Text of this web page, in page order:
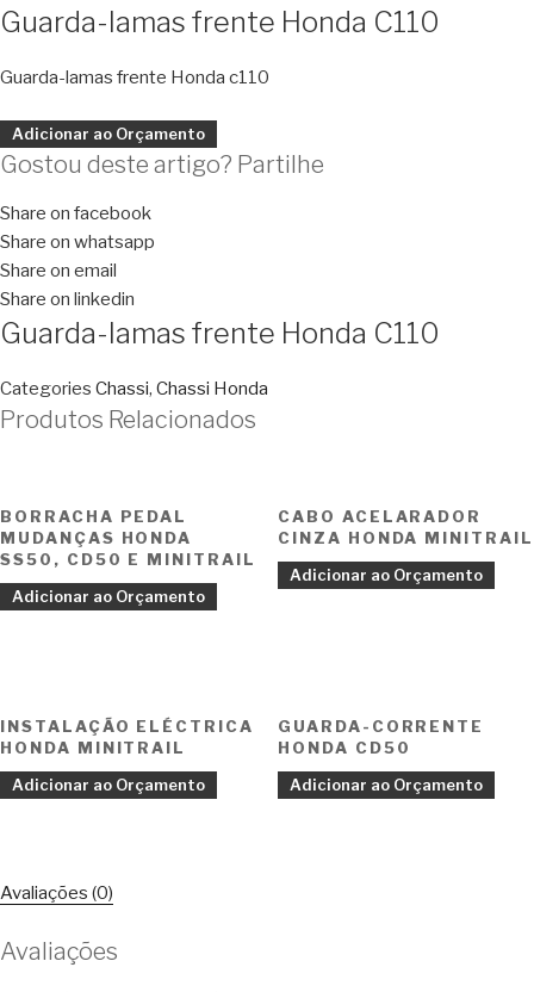
Guarda-lamas frente Honda C110
Guarda-lamas frente Honda c110
Adicionar ao Orçamento
Gostou deste artigo? Partilhe
Share on facebook
Share on whatsapp
Share on email
Share on linkedin
Guarda-lamas frente Honda C110
Categories Chassi, Chassi Honda
Produtos Relacionados
BORRACHA PEDAL
MUDANÇAS HONDA
SS50, CD50 E MINITRAIL
Adicionar ao Orçamento
CABO ACELARADOR
CINZA HONDA MINITRAIL
Adicionar ao Orçamento
INSTALAÇÃO ELÉCTRICA
HONDA MINITRAIL
Adicionar ao Orçamento
GUARDA-CORRENTE
HONDA CD50
Adicionar ao Orçamento
Avaliações (0)
Avaliações